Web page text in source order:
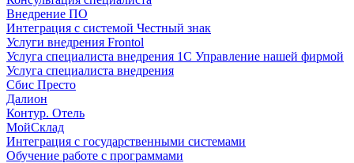
Внедрение ПО
Интеграция с системой Честный знак
Услуги внедрения Frontol
Услуга специалиста внедрения 1С Управление нашей фирмой
Услуга специалиста внедрения
Сбис Престо
Далион
Контур. Отель
МойСклад
Интеграция с государственными системами
Обучение работе с программами